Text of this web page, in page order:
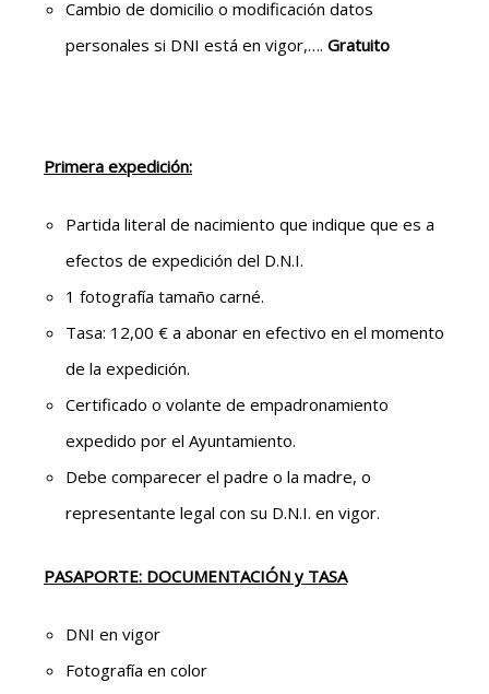
Cambio de domicilio o modificación datos
personales si DNI está en vigor,…. Gratuito
Primera expedición:
Partida literal de nacimiento que indique que es a
efectos de expedición del D.N.I.
1 fotografía tamaño carné.
Tasa: 12,00 € a abonar en efectivo en el momento
de la expedición.
Certificado o volante de empadronamiento
expedido por el Ayuntamiento.
Debe comparecer el padre o la madre, o
representante legal con su D.N.I. en vigor.
PASAPORTE: DOCUMENTACIÓN y TASA
DNI en vigor
Fotografía en color